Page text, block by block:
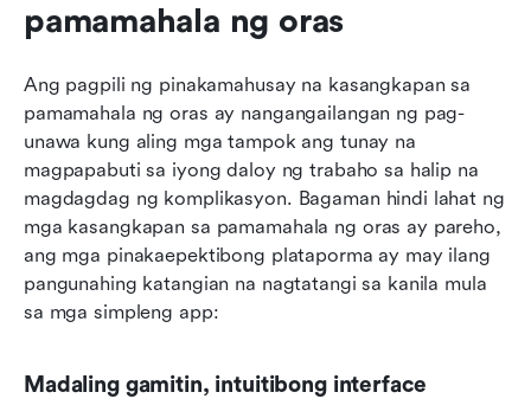
pamamahala ng oras
Ang pagpili ng pinakamahusay na kasangkapan sa
pamamahala ng oras ay nangangailangan ng pag-
unawa kung aling mga tampok ang tunay na
magpapabuti sa iyong daloy ng trabaho sa halip na
magdagdag ng komplikasyon. Bagaman hindi lahat ng
mga kasangkapan sa pamamahala ng oras ay pareho,
ang mga pinakaepektibong plataporma ay may ilang
pangunahing katangian na nagtatangi sa kanila mula
sa mga simpleng app:
Madaling gamitin, intuitibong interface